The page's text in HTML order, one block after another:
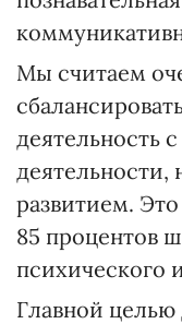
Мы считаем
деятельность
развитием.
85 процентов
психического
Главной целью